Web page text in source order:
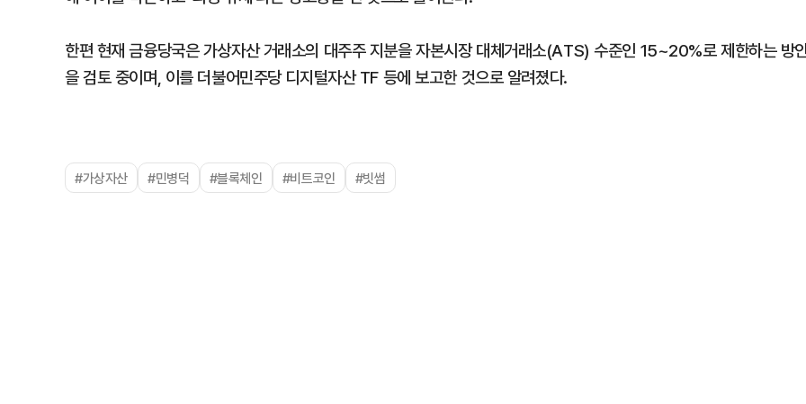
한편 현재 금융당국은 가상자산 거래소의 대주주 지분을 자본시장 대체거래소(ATS) 수준인 15~20%로 제한하는 방
을 검토 중이며, 이를 더불어민주당 디지털자산 TF 등에 보고한 것으로 알려졌다.
#가상자산 #민병덕 #블록체인 #비트코인 #빗썸